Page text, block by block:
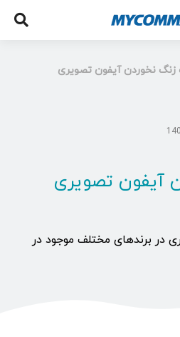
زنگ نخوردن آیفون تصویری
آیفون تصویری
در برندهای مختلف موجود در